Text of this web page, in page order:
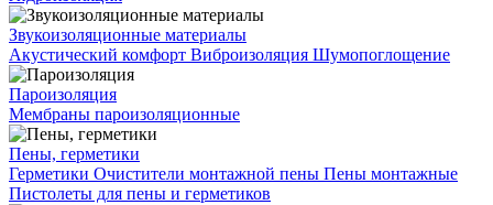
Звукоизоляционные материалы
Акустический комфорт Виброизоляция Шумопоглощение
Пароизоляция
Мембраны пароизоляционные
Пены, герметики
Герметики Очистители монтажной пены Пены монтажные
Пистолеты для пены и герметиков